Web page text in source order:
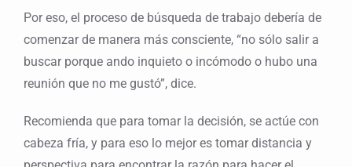
Por eso, el proceso de búsqueda de trabajo debería de
comenzar de manera más consciente, “no sólo salir a
buscar porque ando inquieto o incómodo o hubo una
reunión que no me gustó”, dice.
Recomienda que para tomar la decisión, se actúe con
cabeza fría, y para eso lo mejor es tomar distancia y